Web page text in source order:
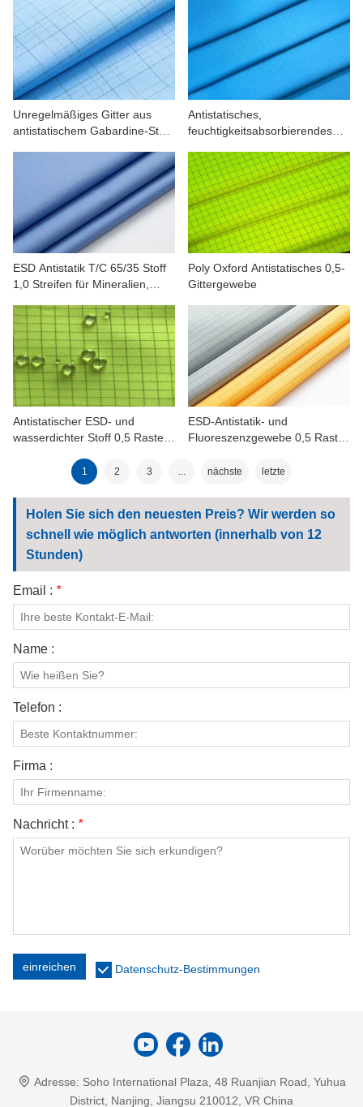
Streifen für Elektronik, Medizin
Unregelmäßiges Gitter aus
antistatischem Gabardine-Stoff
Antistatisches,
feuchtigkeitsabsorbierendes
ESD Antistatik T/C 65/35 Stoff
1,0 Streifen für Mineralien,
Poly Oxford Antistatisches 0,5-
Gittergewebe
Antistatischer ESD- und
wasserdichter Stoff 0,5 Raster
ESD-Antistatik- und
Fluoreszenzgewebe 0,5 Raster
1 2 3 ... nächste letzte
Holen Sie sich den neuesten Preis? Wir werden so
schnell wie möglich antworten (innerhalb von 12
Stunden)
Email : *
Name :
Telefon :
Firma :
Nachricht : *
einreichen Datenschutz-Bestimmungen
Adresse: Soho International Plaza, 48 Ruanjian Road, Yuhua
District, Nanjing, Jiangsu 210012, VR China